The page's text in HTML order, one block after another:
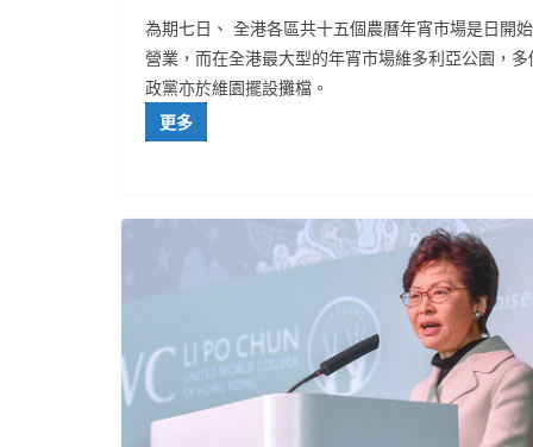
為期七日、 全港各區共十五個農曆年宵市場是日開始
營業，而在全港最大型的年宵市場維多利亞公園，多
政黨亦於維園擺設攤檔。
更多